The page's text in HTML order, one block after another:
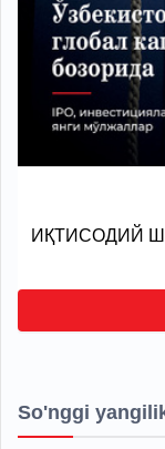
ИҚТИСОДИЙ
So'nggi